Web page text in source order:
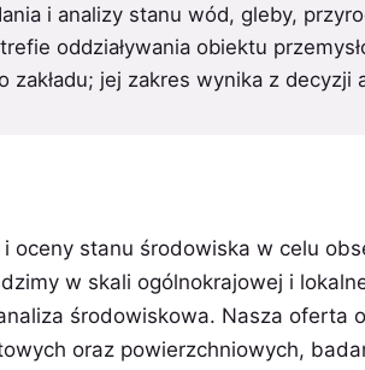
i analizy stanu wód, gleby,
oddziaływania obiektu
jej zakres wynika z
oceny stanu środowiska w celu
w skali ogólnokrajowej i
środowiskowa. Nasza oferta
oraz powierzchniowych,